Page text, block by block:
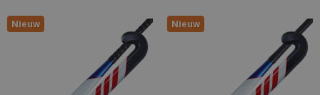
Nieuw Nieuw